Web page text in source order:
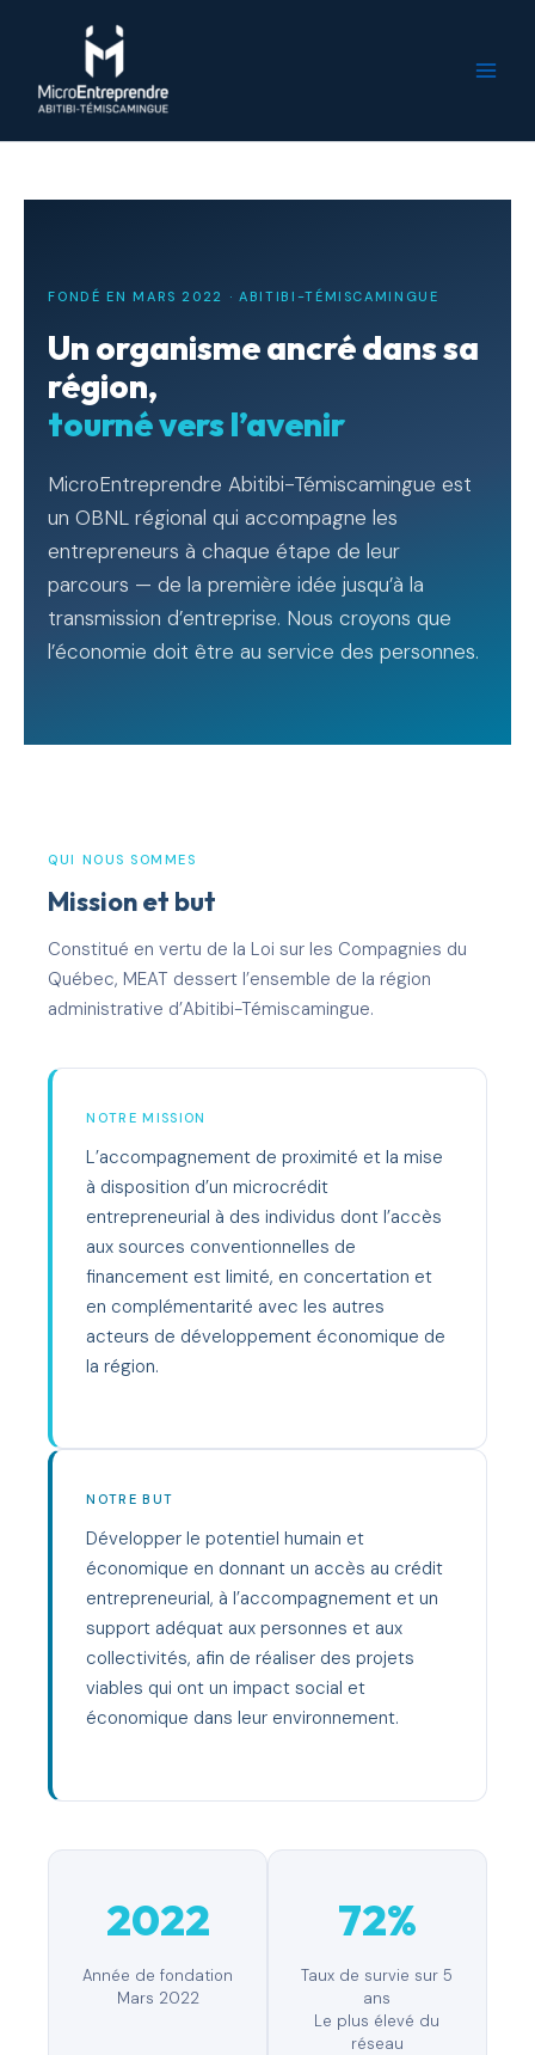
FONDÉ EN MARS 2022 · ABITIBI-TÉMISCAMINGUE
Un organisme ancré dans sa
région,
tourné vers l’avenir
MicroEntreprendre Abitibi-Témiscamingue est
un OBNL régional qui accompagne les
entrepreneurs à chaque étape de leur
parcours — de la première idée jusqu’à la
transmission d’entreprise. Nous croyons que
l’économie doit être au service des personnes.
QUI NOUS SOMMES
Mission et but
Constitué en vertu de la Loi sur les Compagnies du
Québec, MEAT dessert l’ensemble de la région
administrative d’Abitibi-Témiscamingue.
NOTRE MISSION
L’accompagnement de proximité et la mise
à disposition d’un microcrédit
entrepreneurial à des individus dont l’accès
aux sources conventionnelles de
financement est limité, en concertation et
en complémentarité avec les autres
acteurs de développement économique de
la région.
NOTRE BUT
Développer le potentiel humain et
économique en donnant un accès au crédit
entrepreneurial, à l’accompagnement et un
support adéquat aux personnes et aux
collectivités, afin de réaliser des projets
viables qui ont un impact social et
économique dans leur environnement.
2022
Année de fondation
Mars 2022
72%
Taux de survie sur 5
ans
Le plus élevé du
réseau